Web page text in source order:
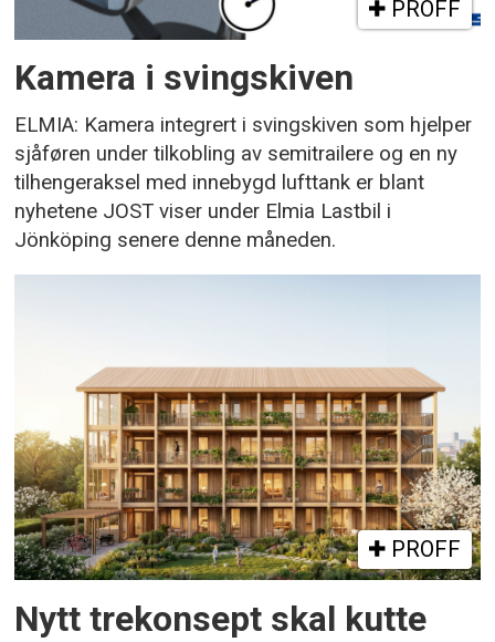
PROFF
Kamera i svingskiven
ELMIA: Kamera integrert i svingskiven som hjelper
sjåføren under tilkobling av semitrailere og en ny
tilhengeraksel med innebygd lufttank er blant
nyhetene JOST viser under Elmia Lastbil i
Jönköping senere denne måneden.
PROFF
Nytt trekonsept skal kutte